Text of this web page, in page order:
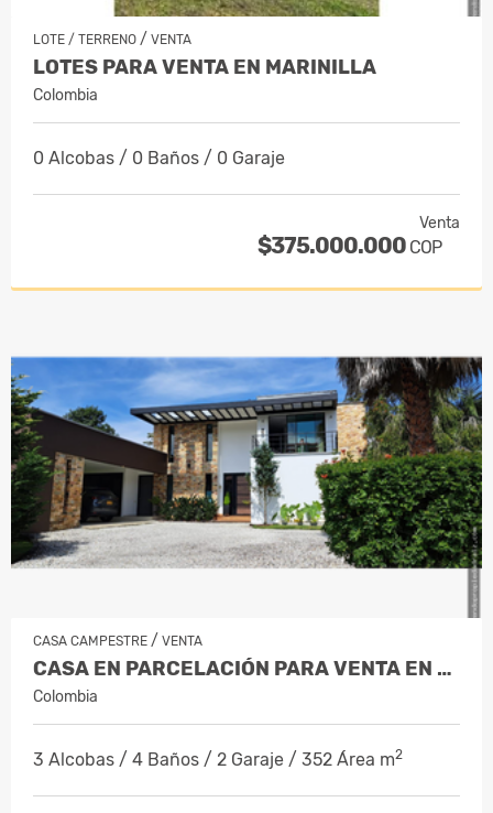
LOTE / TERRENO / VENTA
LOTES PARA VENTA EN MARINILLA
Colombia
0 Alcobas / 0 Baños / 0 Garaje
Venta
$375.000.000 COP
CASA CAMPESTRE / VENTA
CASA EN PARCELACIÓN PARA VENTA EN RIO…
Colombia
3 Alcobas / 4 Baños / 2 Garaje / 352 Área m2